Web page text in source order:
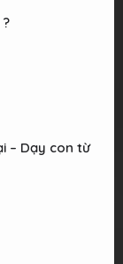
– Dạy con từ